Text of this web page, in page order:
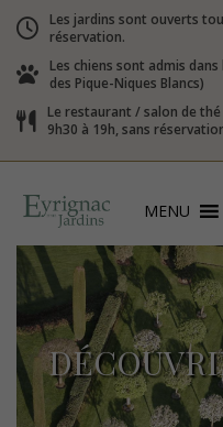
Les jardins sont ouverts
réservation.
Les chiens sont admis
des Pique-Niques Blancs)
Le restaurant / salon de
9h30 à 19h, sans
MENU